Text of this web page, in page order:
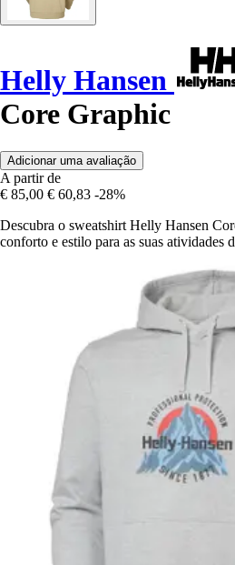
Helly Hansen
Core Graphic
Adicionar uma avaliação
A partir de
€ 85,00 € 60,83 -28%
Descubra o sweatshirt Helly Hansen
conforto e estilo para as suas atividades